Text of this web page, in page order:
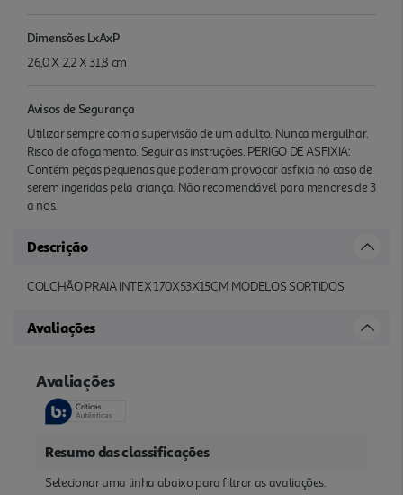
Dimensões LxAxP
26,0 X 2,2 X 31,8 cm
Avisos de Segurança
Utilizar sempre com a supervisão de um adulto. Nunca mergulhar.
Risco de afogamento. Seguir as instruções. PERIGO DE ASFIXIA:
Contém peças pequenas que poderiam provocar asfixia no caso de
serem ingeridas pela criança. Não recomendável para menores de 3
a nos.
Descrição
COLCHÃO PRAIA INTEX 170X53X15CM MODELOS SORTIDOS
Avaliações